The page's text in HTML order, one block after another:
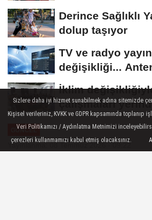
Derince Sağlıklı
dolup taşıyor
TV ve radyo
değişikliği...
gerekmeyecek!
İklim
çalışmaları
GÜNCEL
Yayınlanma: 08 Temmuz 2026 - 09:22
Sizlere daha iyi hizmet sunabilmek adına sitemizde
Kişisel verileriniz, KVKK ve GDPR kapsamında toplanıp
Veri Politikamızı / Aydınlatma Metnimizi
çerezleri kullanmamızı kabul etmiş olacaksınız.